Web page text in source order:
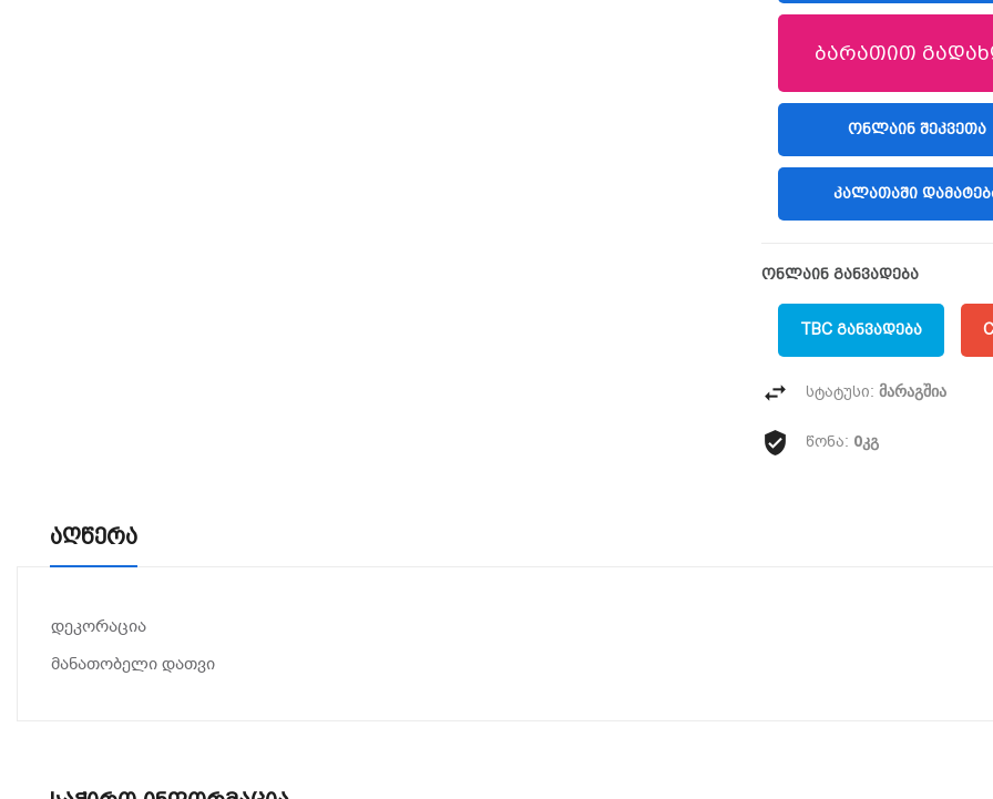
ბარათით
(LIBERTY)
ᲝᲜᲚᲐᲘᲜ ᲨᲔᲙᲕᲔᲗᲐ
ᲙᲐᲚᲐᲗᲐᲨᲘ
ონლაინ განვადება
TBC ᲒᲐᲜᲕᲐᲓᲔᲑᲐ
სტატუსი: მარაგშია
წონა: 0კგ
Აღწერა
დეკორაცია
მანათობელი დათვი